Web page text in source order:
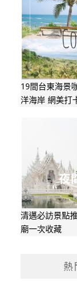
19間台東海景
洋海岸 網美打
清邁必訪景點
廟一次收藏
熱